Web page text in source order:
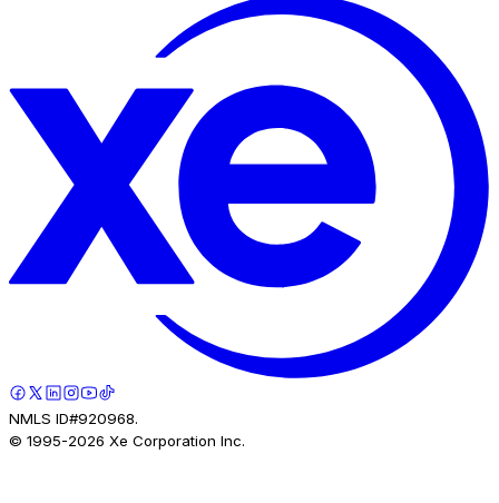
NMLS ID#920968.
© 1995-2026 Xe Corporation Inc.